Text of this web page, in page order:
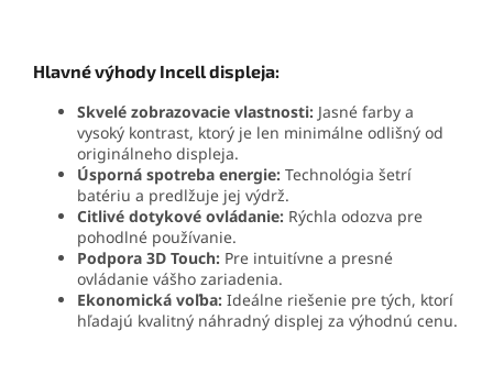
Hlavné výhody Incell displeja:
Skvelé zobrazovacie vlastnosti: Jasné farby a
vysoký kontrast, ktorý je len minimálne odlišný od
originálneho displeja.
Úsporná spotreba energie: Technológia šetrí
batériu a predlžuje jej výdrž.
Citlivé dotykové ovládanie: Rýchla odozva pre
pohodlné používanie.
Podpora 3D Touch: Pre intuitívne a presné
ovládanie vášho zariadenia.
Ekonomická voľba: Ideálne riešenie pre tých, ktorí
hľadajú kvalitný náhradný displej za výhodnú cenu.